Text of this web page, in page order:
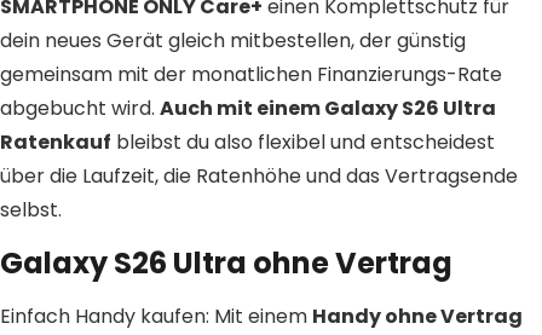
SMARTPHONE ONLY Care+ einen Komplettschutz für
dein neues Gerät gleich mitbestellen, der günstig
gemeinsam mit der monatlichen Finanzierungs-Rate
abgebucht wird. Auch mit einem Galaxy S26 Ultra
Ratenkauf bleibst du also flexibel und entscheidest
über die Laufzeit, die Ratenhöhe und das Vertragsende
selbst.
Galaxy S26 Ultra ohne Vertrag
Einfach Handy kaufen: Mit einem Handy ohne Vertrag